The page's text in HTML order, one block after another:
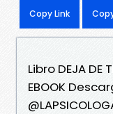
Copy Link
Libro DEJA DE
EBOOK